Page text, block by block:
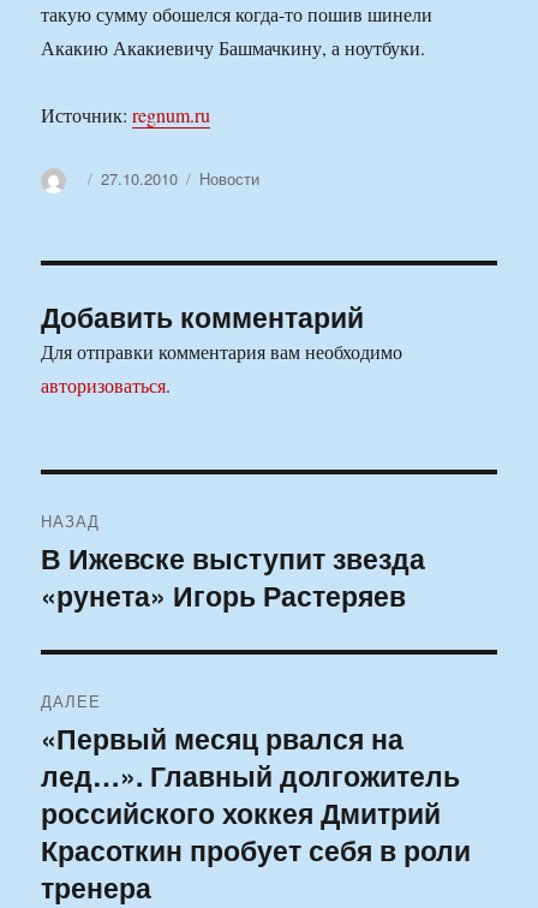
такую сумму обошелся когда-то пошив шинели
Акакию Акакиевичу Башмачкину, а ноутбуки.
Источник:regnum.ru
АвторОпубликовано
27.10.2010 Рубрики
Новости
Добавить комментарий
Для отправки комментария вам необходимо
авторизоваться.
по
записям
НАЗАД
Предыдущая
запись:
В Ижевске выступит звезда
«рунета» Игорь Растеряев
ДАЛЕЕ
Следующая
запись:
«Первый месяц рвался на
лед…». Главный долгожитель
российского хоккея Дмитрий
Красоткин пробует себя в роли
тренера